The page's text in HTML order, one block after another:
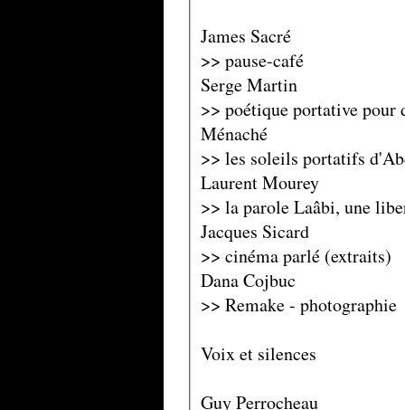
James Sacré
>> pause-café
Serge Martin
>> poétique portative pour
Ménaché
>> les soleils portatifs
Laurent Mourey
>> la parole Laâbi, une
Jacques Sicard
>> cinéma parlé (extraits)
Dana Cojbuc
>> Remake - photographie
Voix et silences
Guy Perrocheau